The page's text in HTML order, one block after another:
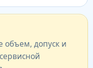
объем, допуск и